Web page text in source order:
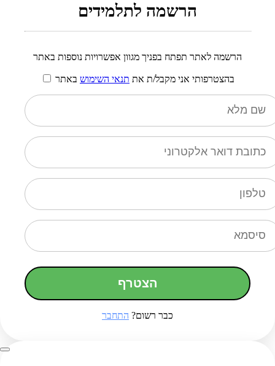
הרשמה לתלמידים
הרשמה לאתר תפתח בפניך מגוון אפשרויות נוספות באתר
בהצטרפותי אני מקבל/ת את תנאי השימוש באתר
הצטרף
כבר רשום? התחבר